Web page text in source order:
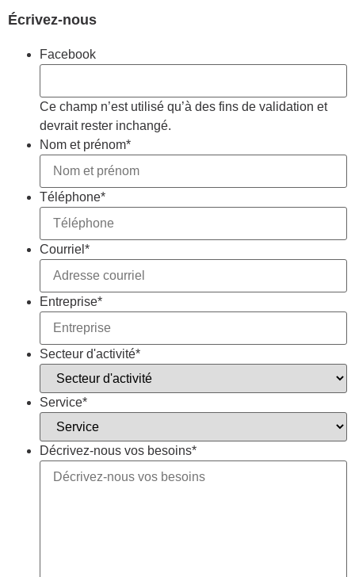
Écrivez-nous
Facebook
Ce champ n’est utilisé qu’à des fins de validation et
devrait rester inchangé.
Nom et prénom*
Téléphone*
Courriel *
Entreprise*
Secteur d'activité*
Service*
Décrivez-nous vos besoins*